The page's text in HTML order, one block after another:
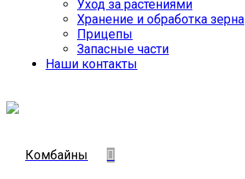
Уход за растениями
Хранение и обработка зерна
Прицепы
Запасные части
Наши контакты
Комбайны